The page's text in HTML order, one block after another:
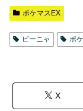
ポケマスEX
ピーニャ ポ
X